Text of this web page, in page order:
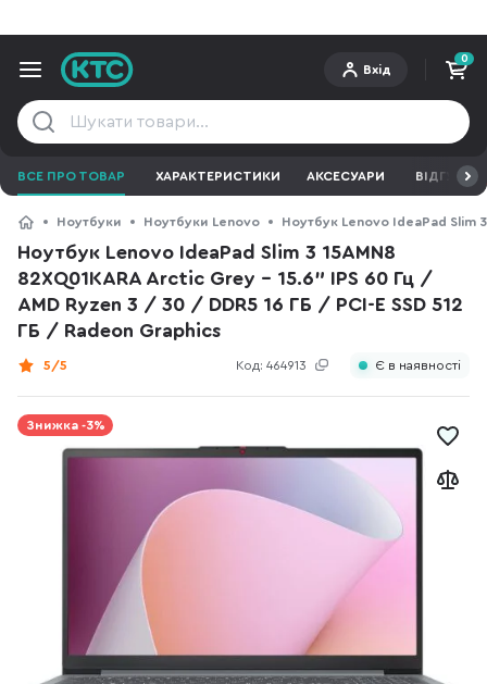
Вхід
0
ВСЕ ПРО ТОВАР ХАРАКТЕРИСТИКИ АКСЕСУАРИ ВІДГУКИ
Ноутбуки Ноутбуки Lenovo Ноутбук Lenovo IdeaPad Slim
Ноутбук Lenovo IdeaPad Slim 3 15AMN8
82XQ01KARA Arctic Grey - 15.6" IPS 60 Гц /
AMD Ryzen 3 / 30 / DDR5 16 ГБ / PCI-E SSD 512
ГБ / Radeon Graphics
Код: 464913
5/5 Є в наявності
Знижка -3%